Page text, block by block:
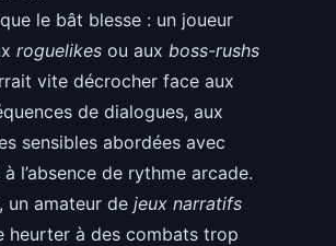
le bât blesse : un joueur
roguelikes ou aux boss-rushs
vite décrocher face aux
de dialogues, aux
sensibles abordées avec
l’absence de rythme arcade.
un amateur de jeux narratifs
heurter à des combats trop